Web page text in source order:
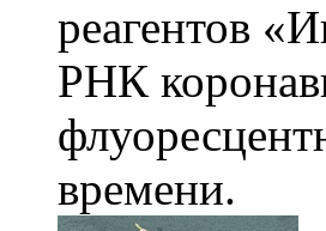
реагентов
РНК
времени.